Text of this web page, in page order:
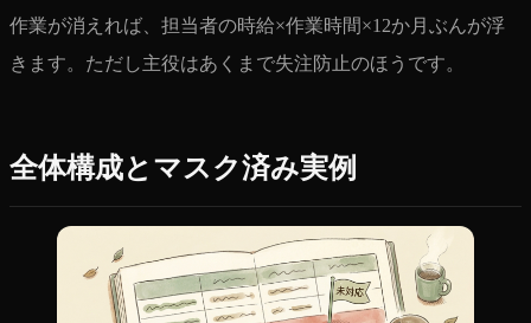
作業が消えれば、担当者の時給×作業時間×12か月ぶんが浮
きます。ただし主役はあくまで失注防止のほうです。
全体構成とマスク済み実例